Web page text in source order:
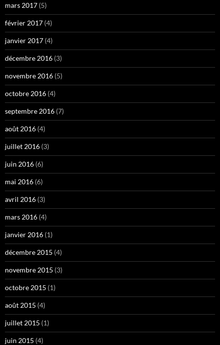
mars 2017 (5)
février 2017 (4)
janvier 2017 (4)
décembre 2016 (3)
novembre 2016 (5)
octobre 2016 (4)
septembre 2016 (7)
août 2016 (4)
juillet 2016 (3)
juin 2016 (6)
mai 2016 (6)
avril 2016 (3)
mars 2016 (4)
janvier 2016 (1)
décembre 2015 (4)
novembre 2015 (3)
octobre 2015 (1)
août 2015 (4)
juillet 2015 (1)
juin 2015 (4)